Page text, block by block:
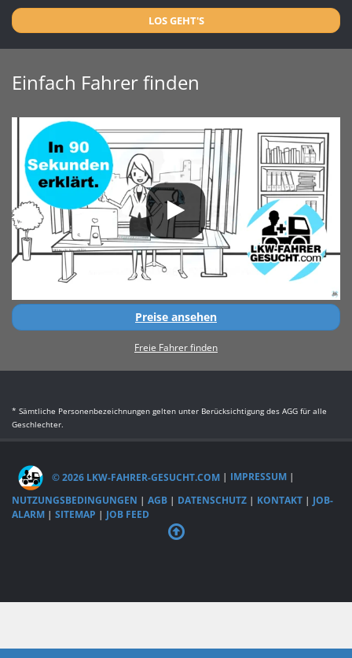
LOS GEHT'S
Einfach Fahrer finden
Preise ansehen
Freie Fahrer finden
* Sämtliche Personenbezeichnungen gelten unter Berücksichtigung des AGG für alle
Geschlechter.
© 2026 LKW-FAHRER-GESUCHT.COM | IMPRESSUM |
NUTZUNGSBEDINGUNGEN | AGB | DATENSCHUTZ | KONTAKT | JOB-
ALARM | SITEMAP | JOB FEED